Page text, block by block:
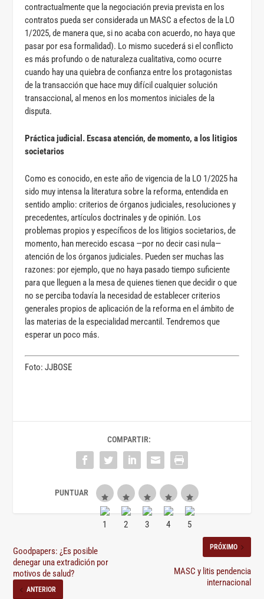
contractualmente que la negociación previa prevista en los
contratos pueda ser considerada un MASC a efectos de la LO
1/2025, de manera que, si no acaba con acuerdo, no haya que
pasar por esa formalidad). Lo mismo sucederá si el conflicto
es más profundo o de naturaleza cualitativa, como ocurre
cuando hay una quiebra de confianza entre los protagonistas
de la transacción que hace muy difícil cualquier solución
transaccional, al menos en los momentos iniciales de la
disputa.
Práctica judicial. Escasa atención, de momento, a los litigios
societarios
Como es conocido, en este año de vigencia de la LO 1/2025 ha
sido muy intensa la literatura sobre la reforma, entendida en
sentido amplio: criterios de órganos judiciales, resoluciones y
precedentes, artículos doctrinales y de opinión. Los
problemas propios y específicos de los litigios societarios, de
momento, han merecido escasa —por no decir casi nula—
atención de los órganos judiciales. Pueden ser muchas las
razones: por ejemplo, que no haya pasado tiempo suficiente
para que lleguen a la mesa de quienes tienen que decidir o que
no se perciba todavía la necesidad de establecer criterios
generales propios de aplicación de la reforma en el ámbito de
las materias de la especialidad mercantil. Tendremos que
esperar un poco más.
Foto: JJBOSE
COMPARTIR:
Goodpapers: ¿Es posible
denegar una extradición por
motivos de salud?
ANTERIOR
PRÓXIMO
MASC y litis pendencia
internacional